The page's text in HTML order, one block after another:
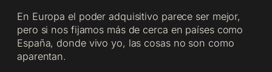
En Europa el poder adquisitivo parece ser mejor,
pero si nos fijamos más de cerca en países como
España, donde vivo yo, las cosas no son como
aparentan.